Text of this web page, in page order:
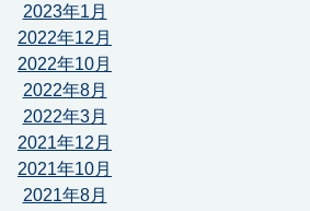
2023年1月
2022年12月
2022年10月
2022年8月
2022年3月
2021年12月
2021年10月
2021年8月